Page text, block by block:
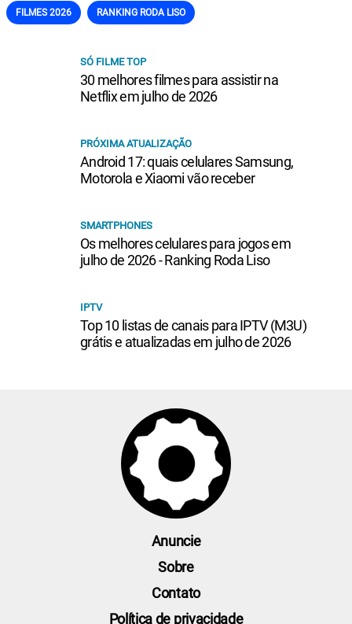
FILMES 2026 RANKING RODA LISO
SÓ FILME TOP
30 melhores filmes para assistir na
Netflix em julho de 2026
PRÓXIMA ATUALIZAÇÃO
Android 17: quais celulares Samsung,
Motorola e Xiaomi vão receber
SMARTPHONES
Os melhores celulares para jogos em
julho de 2026 - Ranking Roda Liso
IPTV
Top 10 listas de canais para IPTV (M3U)
grátis e atualizadas em julho de 2026
Anuncie
Sobre
Contato
Política de privacidade